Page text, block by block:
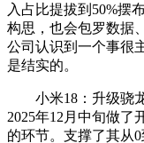
入占比提拔到50%摆
构思，也会包罗数据
公司认识到一个事很
是结实的。
小米18：升级骁龙
2025年12月中旬做了
的环节。支撑了其从